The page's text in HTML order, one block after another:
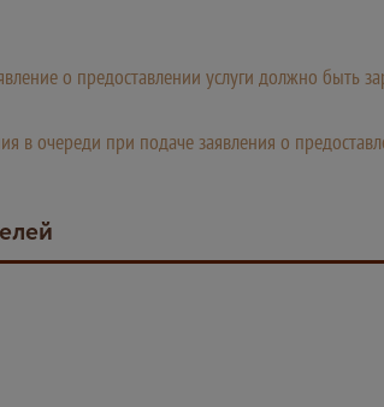
о предоставлении услуги должно быть
в очереди при подаче заявления о